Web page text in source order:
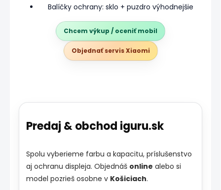
Balíčky ochrany: sklo + puzdro výhodnejšie
Chcem výkup / oceniť mobil
Objednať servis Xiaomi
Predaj & obchod iguru.sk
Spolu vyberieme farbu a kapacitu, príslušenstvo
aj ochranu displeja. Objednáš online alebo si
model pozrieš osobne v Košiciach.